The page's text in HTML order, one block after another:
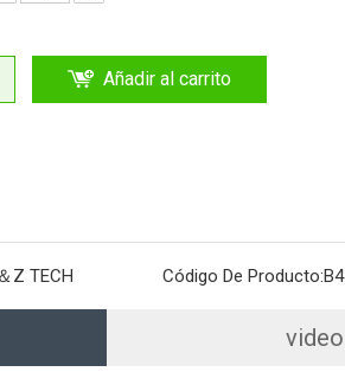
Añadir al carrito
Z TECH Código De Producto:B4
video